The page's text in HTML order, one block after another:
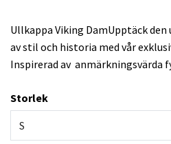
Ullkappa Viking DamUpptäck
av stil och historia med vår
Inspirerad av anmärkningsvärda
Storlek
S